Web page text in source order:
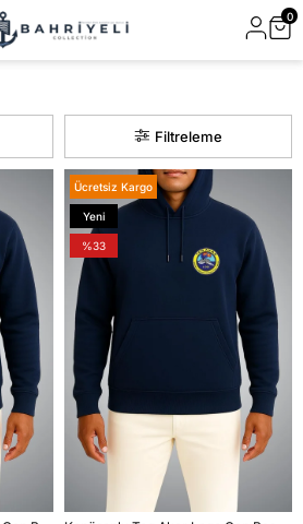
0
Filtreleme
Ücretsiz Kargo
Yeni
Ürün
%33